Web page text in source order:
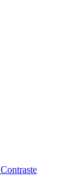
Contraste